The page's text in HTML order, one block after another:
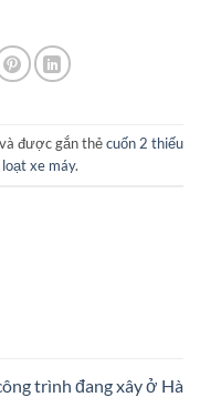
được gắn thẻcuốn 2 thiếu
xe máy.
trình đang xây ở Hà